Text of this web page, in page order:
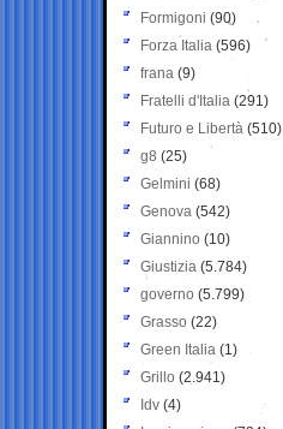
Formigoni (90)
Forza Italia (596)
frana (9)
Fratelli d'Italia (291)
Futuro e Libertà (510)
g8 (25)
Gelmini (68)
Genova (542)
Giannino (10)
Giustizia (5.784)
governo (5.799)
Grasso (22)
Green Italia (1)
Grillo (2.941)
Idv (4)